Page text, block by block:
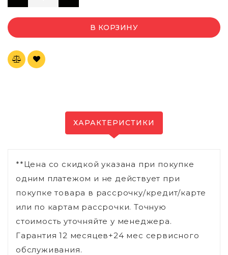
В КОРЗИНУ
ХАРАКТЕРИСТИКИ
**Цена со скидкой указана при покупке
одним платежом и не действует при
покупке товара в рассрочку/кредит/карте
или по картам рассрочки. Точную
стоимость уточняйте у менеджера.
Гарантия 12 месяцев+24 мес сервисного
обслуживания.